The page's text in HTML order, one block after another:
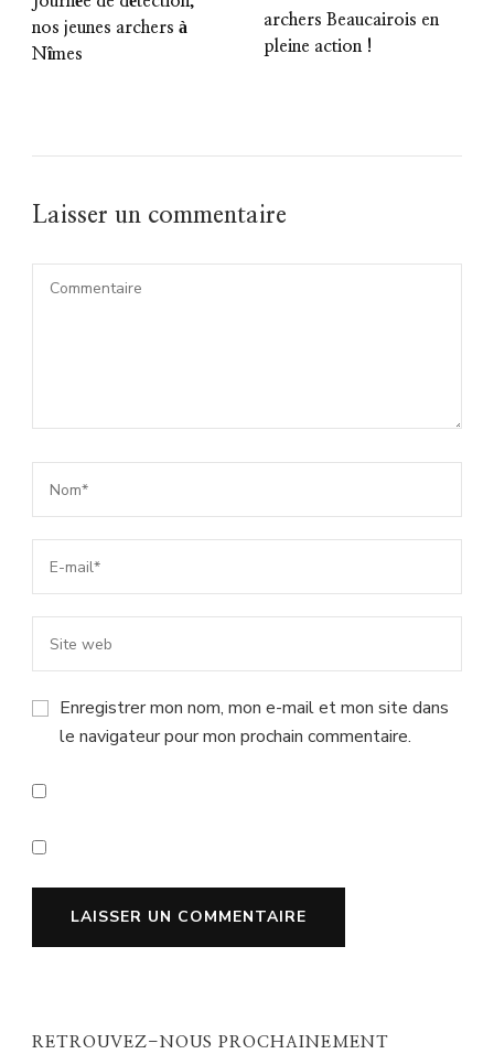
nos jeunes archers à
Nîmes
archers Beaucairois en
pleine action !
Laisser un commentaire
Enregistrer mon nom, mon e-mail et mon site dans
le navigateur pour mon prochain commentaire.
RETROUVEZ-NOUS PROCHAINEMENT